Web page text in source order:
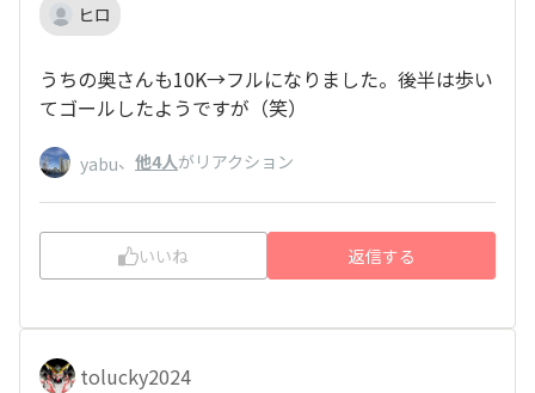
ヒロ
うちの奥さんも10K→フルになりました。後半は歩い
てゴールしたようですが（笑）
yabu、 他4人がリアクション
いいね 返信する
tolucky2024